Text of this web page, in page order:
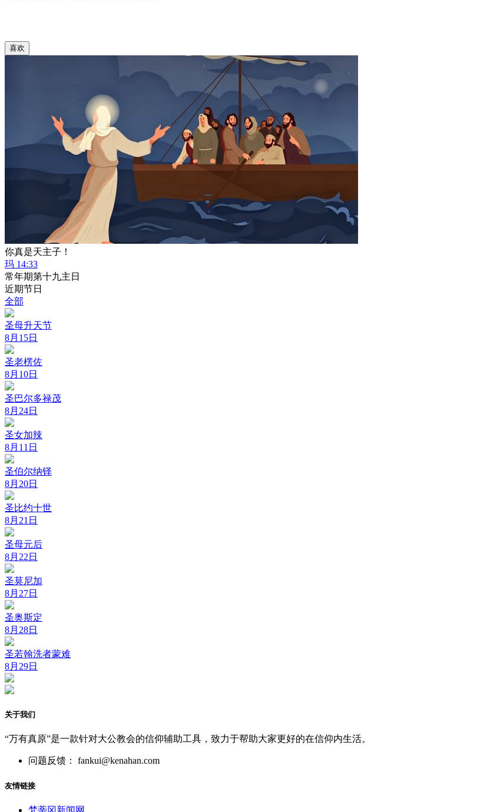
喜欢
你真是天主子！
玛 14:33
常年期第十九主日
近期节日
全部
圣母升天节
8月15日
圣老楞佐
8月10日
圣巴尔多禄茂
8月24日
圣女加辣
8月11日
圣伯尔纳铎
8月20日
圣比约十世
8月21日
圣母元后
8月22日
圣莫尼加
8月27日
圣奥斯定
8月28日
圣若翰洗者蒙难
8月29日
关于我们
“万有真原”是一款针对大公教会的信仰辅助工具，致力于帮助大家更好的在信仰内生活。
问题反馈： fankui@kenahan.com
友情链接
梵蒂冈新闻网